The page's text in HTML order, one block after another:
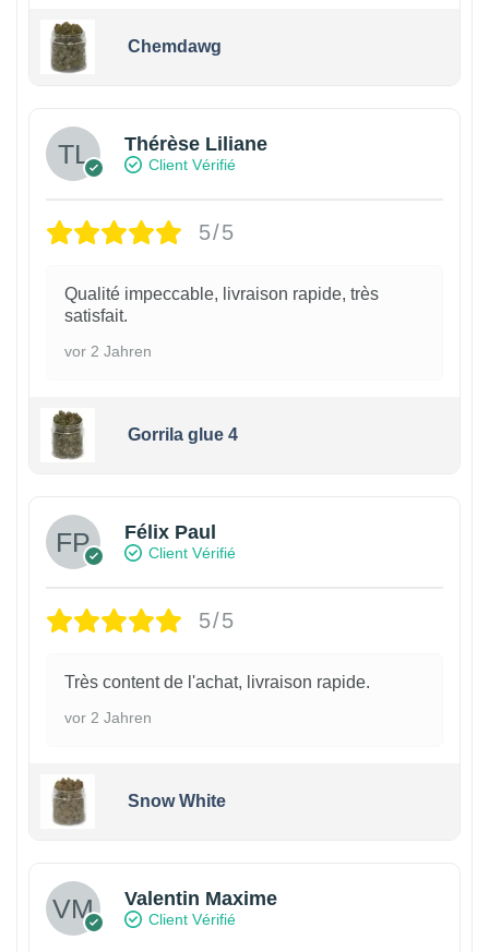
Chemdawg
Thérèse Liliane
Client Vérifié
5/5
Qualité impeccable, livraison rapide, très
satisfait.
vor 2 Jahren
Gorrila glue 4
Félix Paul
Client Vérifié
5/5
Très content de l'achat, livraison rapide.
vor 2 Jahren
Snow White
Valentin Maxime
Client Vérifié